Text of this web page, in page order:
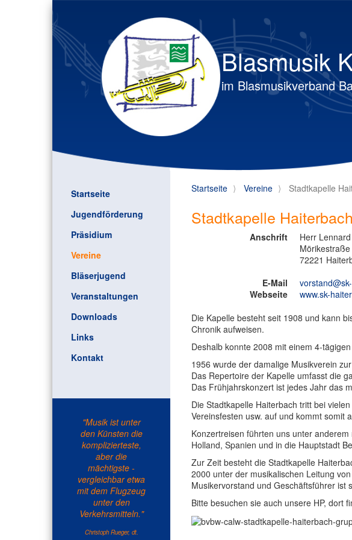
Blasmusik
im Blasmusikverband
Startseite
Jugendförderung
Präsidium
Vereine
Bläserjugend
Veranstaltungen
Downloads
Links
Kontakt
"Musik ist unter
den Künsten die
komplizierteste,
aber die
mächtigste -
vergleichbar etwa
mit dem Flugzeug
unter den
Verkehrsmitteln."
Christoph Rueger, dt.
Startseite Vereine Stadtkapelle
Stadtkapelle Haiterbach
Anschrift
Herr
Mörikestraße
72221
E-Mail
Webseite
www.sk-
Die Kapelle besteht seit 1908 und kann
Chronik aufweisen.
Deshalb konnte 2008 mit einem 4-
1956 wurde der damalige Musikverein
Das Repertoire der Kapelle umfasst die
Das Frühjahrskonzert ist jedes Jahr das
Die Stadtkapelle Haiterbach tritt bei
Vereinsfesten usw. auf und kommt somit
Konzertreisen führten uns unter
Holland, Spanien und in die Hauptstadt
Zur Zeit besteht die Stadtkapelle
2000 unter der musikalischen Leitung
Musikervorstand und Geschäftsführer ist
Bitte besuchen sie auch unsere HP, dort